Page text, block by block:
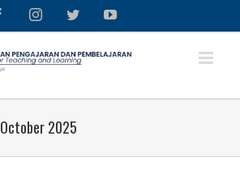
FacebookInstagramTwitterYouTube
October 2025